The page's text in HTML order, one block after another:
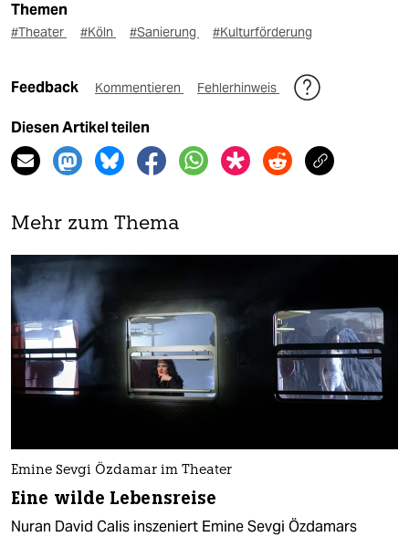
Themen
#Theater #Köln #Sanierung #Kulturförderung
Feedback Kommentieren Fehlerhinweis
Diesen Artikel teilen
Mehr zum Thema
Emine Sevgi Özdamar im Theater
Eine wilde Lebensreise
Nuran David Calis inszeniert Emine Sevgi Özdamars